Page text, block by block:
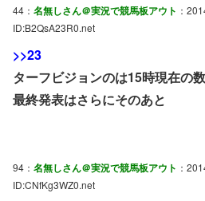
44： 名無しさん＠実況で競馬板アウト ：
ID:B2QsA23R0.net
>>23
ターフビジョンのは15時現在の
最終発表はさらにそのあと
94： 名無しさん＠実況で競馬板アウト ：
ID:CNfKg3WZ0.net